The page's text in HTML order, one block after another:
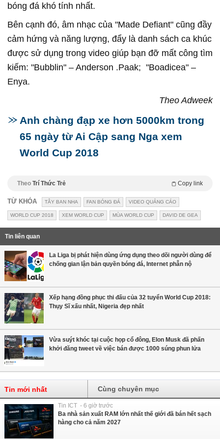
bóng đá khó tính nhất.
Bên cạnh đó, âm nhạc của "Made Defiant" cũng đầy
cảm hứng và năng lượng, đẩy là danh sách ca khúc
được sử dụng trong video giúp bạn đỡ mất công tìm
kiếm: "Bubblin" – Anderson .Paak; "Boadicea" –
Enya.
Theo Adweek
Anh chàng đạp xe hơn 5000km trong
65 ngày từ Ai Cập sang Nga xem
World Cup 2018
Theo Trí Thức Trẻ Copy link
TỪ KHÓA TÂY BAN NHA FAN BÓNG ĐÁ VIDEO QUẢNG CÁO
WORLD CUP 2018 XEM WORLD CUP MÙA WORLD CUP DAVID DE GEA
Tin liên quan
La Liga bị phát hiện dùng ứng dụng theo dõi người dùng để
chống gian lận bản quyền bóng đá, Internet phẫn nộ
Xếp hạng đồng phục thi đấu của 32 tuyển World Cup 2018:
Thụy Sĩ xấu nhất, Nigeria đẹp nhất
Vừa suýt khóc tại cuộc họp cổ đông, Elon Musk đã phấn
khởi đăng tweet về việc bán được 1000 súng phun lửa
Tin mới nhất Cùng chuyên mục
Tin ICT - 6 giờ trước
Ba nhà sản xuất RAM lớn nhất thế giới đã bán hết sạch
hàng cho cả năm 2027